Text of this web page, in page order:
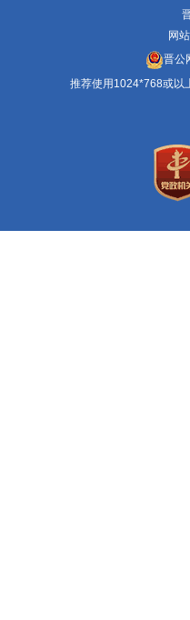
网
晋公
推荐使用1024*768或以